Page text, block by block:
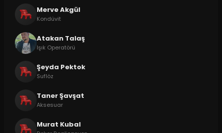
Merve Akgül
Kondüvit
Atakan Talaş
Işık Operatörü
Şeyda Pektok
Suflöz
Taner Şavşat
Aksesuar
Murat Kubal